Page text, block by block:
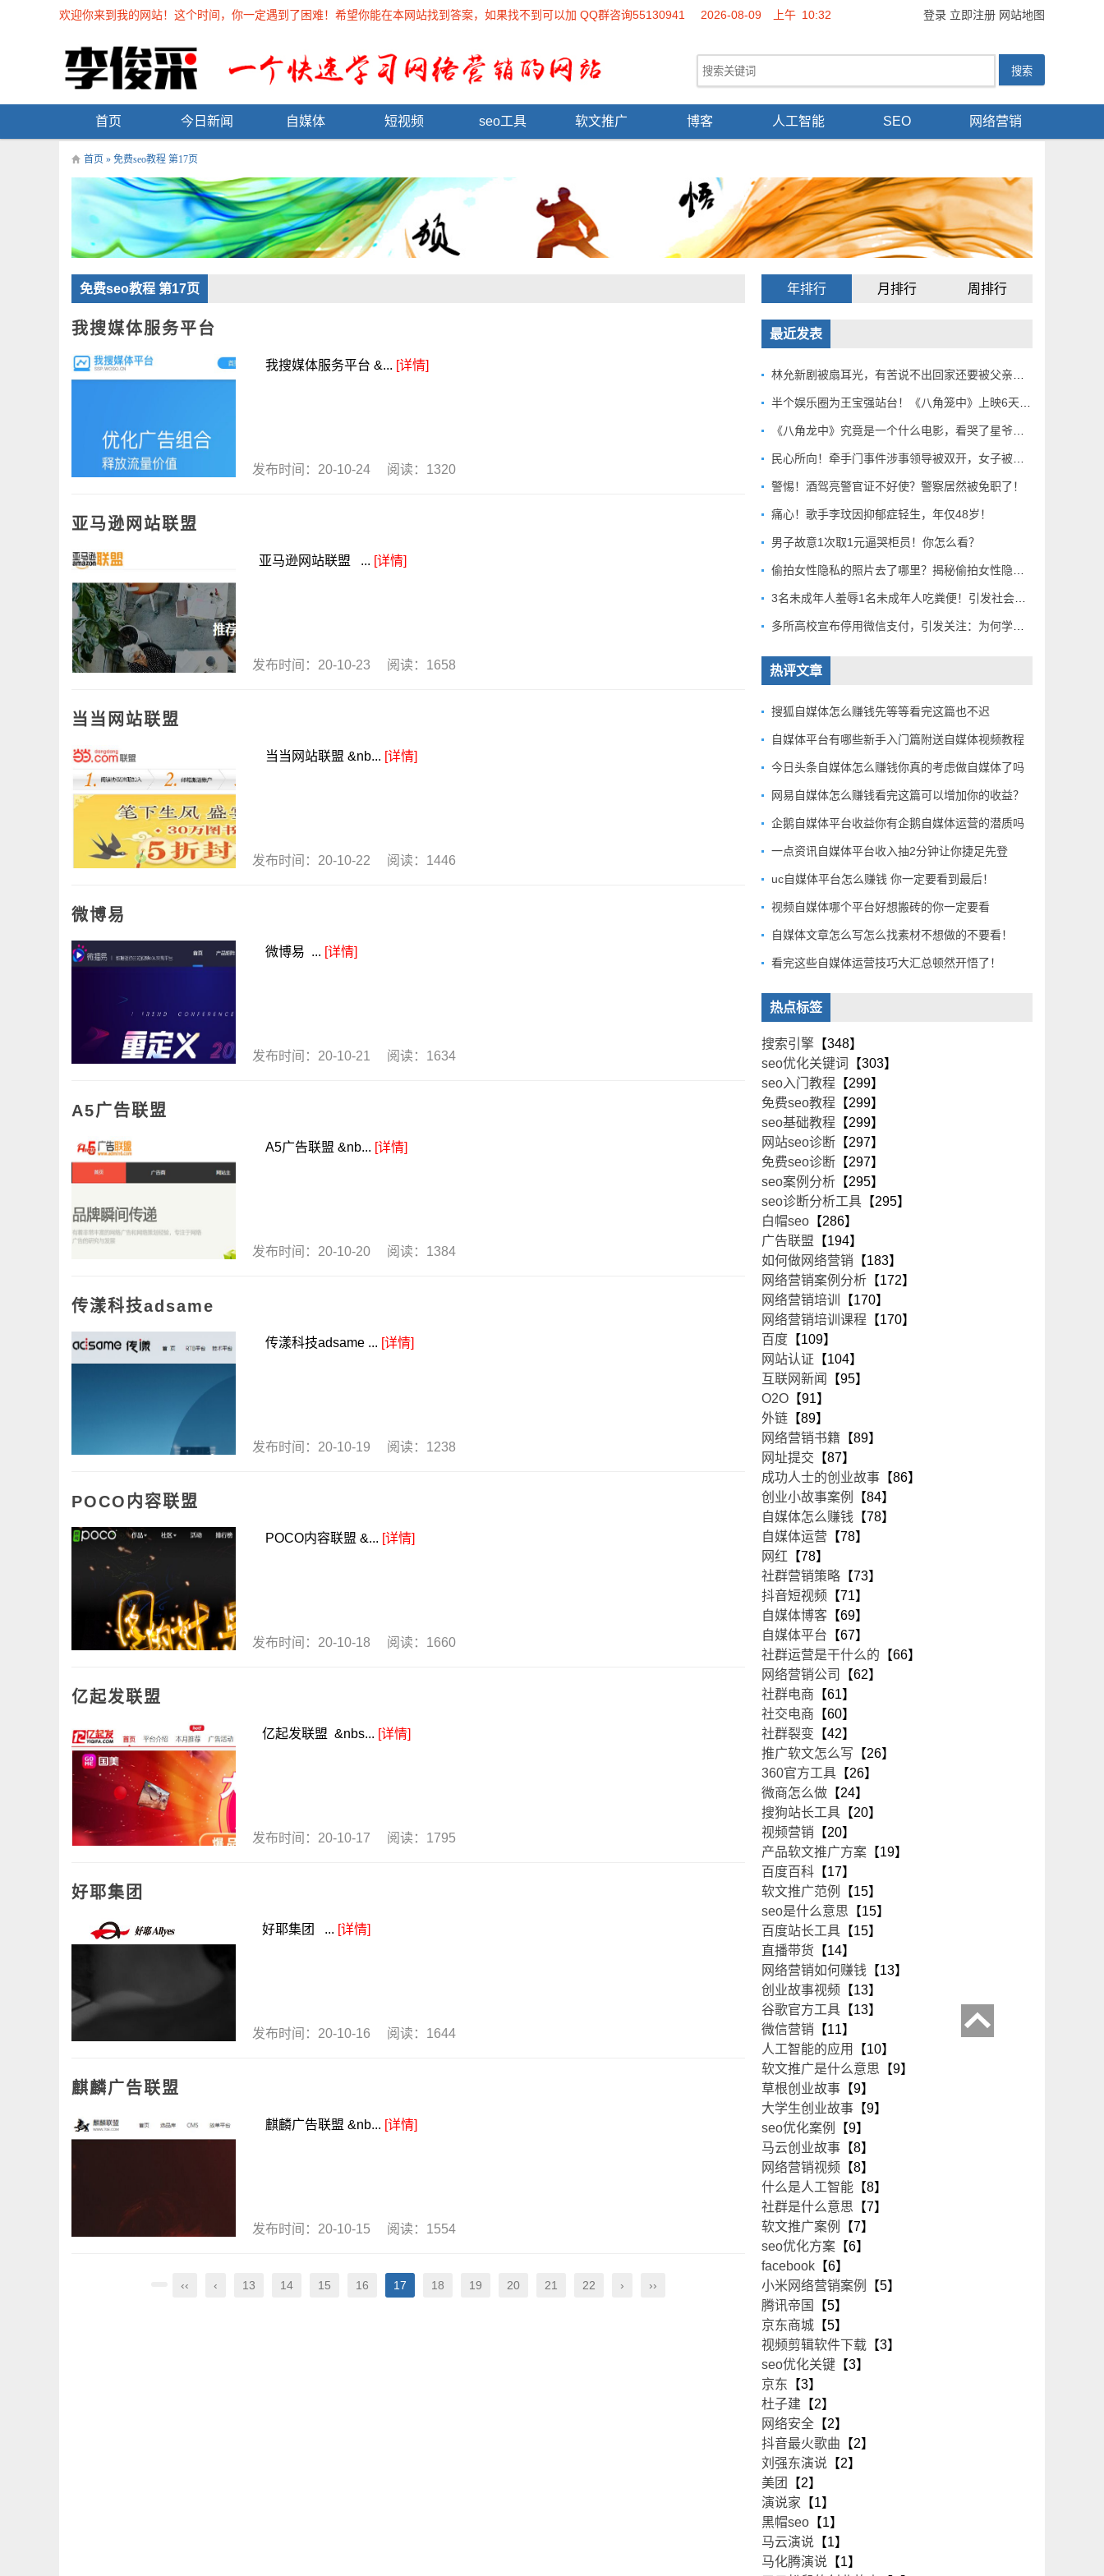
登录 立即注册 网站地图
欢迎你来到我的网站！这个时间，你一定遇到了困难！希望你能在本网站找到答案，如果找不到可以加 QQ群咨询55130941 2026-08-09 上午 10:32
首页 今日新闻 自媒体 短视频 seo工具 软文推广 博客 人工智能 SEO 网络营销
首页 » 免费seo教程 第17页
免费seo教程 第17页
我搜媒体服务平台
我搜媒体服务平台 &... [详情]
发布时间：20-10-24 阅读：1320
亚马逊网站联盟
亚马逊网站联盟 ... [详情]
发布时间：20-10-23 阅读：1658
当当网站联盟
当当网站联盟 &nb... [详情]
发布时间：20-10-22 阅读：1446
微博易
微博易 ... [详情]
发布时间：20-10-21 阅读：1634
A5广告联盟
A5广告联盟 &nb... [详情]
发布时间：20-10-20 阅读：1384
传漾科技adsame
传漾科技adsame ... [详情]
发布时间：20-10-19 阅读：1238
POCO内容联盟
POCO内容联盟 &... [详情]
发布时间：20-10-18 阅读：1660
亿起发联盟
亿起发联盟 &nbs... [详情]
发布时间：20-10-17 阅读：1795
好耶集团
好耶集团 ... [详情]
发布时间：20-10-16 阅读：1644
麒麟广告联盟
麒麟广告联盟 &nb... [详情]
发布时间：20-10-15 阅读：1554
‹‹ ‹ 13 14 15 16 17 18 19 20 21 22 › ››
年排行 月排行 周排行
最近发表
警惕！酒驾亮警官证不好使？警察居然被免职了！
痛心！歌手李玟因抑郁症轻生，年仅48岁！
男子故意1次取1元逼哭柜员！你怎么看？
热评文章
搜狐自媒体怎么赚钱先等等看完这篇也不迟
自媒体平台有哪些新手入门篇附送自媒体视频教程
今日头条自媒体怎么赚钱你真的考虑做自媒体了吗
网易自媒体怎么赚钱看完这篇可以增加你的收益？
企鹅自媒体平台收益你有企鹅自媒体运营的潜质吗
一点资讯自媒体平台收入抽2分钟让你捷足先登
uc自媒体平台怎么赚钱 你一定要看到最后！
视频自媒体哪个平台好想搬砖的你一定要看
自媒体文章怎么写怎么找素材不想做的不要看！
看完这些自媒体运营技巧大汇总顿然开悟了！
热点标签
搜索引擎 【348】
seo优化关键词
【303】
seo入门教程 【299】
免费seo教程 【299】
seo基础教程 【299】
网站seo诊断 【297】
免费seo诊断 【297】
seo案例分析 【295】
seo诊断分析工具 【295】
白帽seo 【286】
广告联盟 【194】
如何做网络营销 【183】
网络营销案例分析 【172】
网络营销培训
【170】
网络营销培训课程 【170】
百度 【109】
网站认证 【104】
互联网新闻
【95】
O2O 【91】
外链 【89】
网络营销书籍 【89】
网址提交 【87】
成功人士的创业故事 【86】
创业小故事案例
【84】
自媒体怎么赚钱 【78】
自媒体运营 【78】
网红 【78】
社群营销策略 【73】
抖音短视频 【71】
自媒体博客 【69】
自媒体平台 【67】
社群运营是干什么的 【66】
网络营销公司
【62】
社群电商 【61】
社交电商 【60】
社群裂变 【42】
推广软文怎么写 【26】
360官方工具 【26】
微商怎么做 【24】
搜狗站长工具 【20】
视频营销 【20】
产品软文推广方案 【19】
百度百科 【17】
软文推广范例
【15】
seo是什么意思 【15】
百度站长工具 【15】
直播带货 【14】
网络营销如何赚钱 【13】
创业故事视频 【13】
谷歌官方工具 【13】
微信营销 【11】
人工智能的应用
【10】
软文推广是什么意思 【9】
草根创业故事 【9】
大学生创业故事 【9】
seo优化案例
【9】
马云创业故事 【8】
网络营销视频 【8】
什么是人工智能 【8】
社群是什么意思 【7】
软文推广案例
【7】
seo优化方案 【6】
facebook 【6】
小米网络营销案例
【5】
腾讯帝国
【5】
京东商城 【5】
视频剪辑软件下载 【3】
seo优化关键 【3】
京东 【3】
杜子建 【2】
网络安全 【2】
抖音最火歌曲 【2】
刘强东演说 【2】
美团
【2】
演说家 【1】
黑帽seo 【1】
马云演说 【1】
马化腾演说 【1】